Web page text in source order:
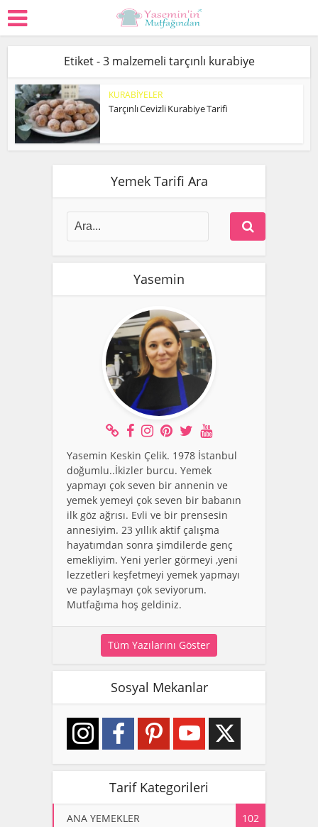
Etiket - 3 malzemeli tarçınlı kurabiye
KURABİYELER
Tarçınlı Cevizli Kurabiye Tarifi
Yemek Tarifi Ara
Yasemin
Yasemin Keskin Çelik. 1978 İstanbul
doğumlu..İkizler burcu. Yemek
yapmayı çok seven bir annenin ve
yemek yemeyi çok seven bir babanın
ilk göz ağrısı. Evli ve bir prensesin
annesiyim. 23 yıllık aktif çalışma
hayatımdan sonra şimdilerde genç
emekliyim. Yeni yerler görmeyi ,yeni
lezzetleri keşfetmeyi yemek yapmayı
ve paylaşmayı çok seviyorum.
Mutfağıma hoş geldiniz.
Tüm Yazılarını Göster
Sosyal Mekanlar
Tarif Kategorileri
ANA YEMEKLER 102